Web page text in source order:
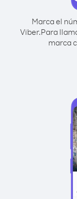
Marca el
Viber.Para
marca